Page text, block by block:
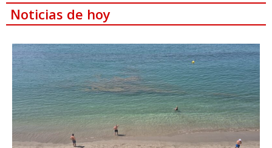
Noticias de hoy